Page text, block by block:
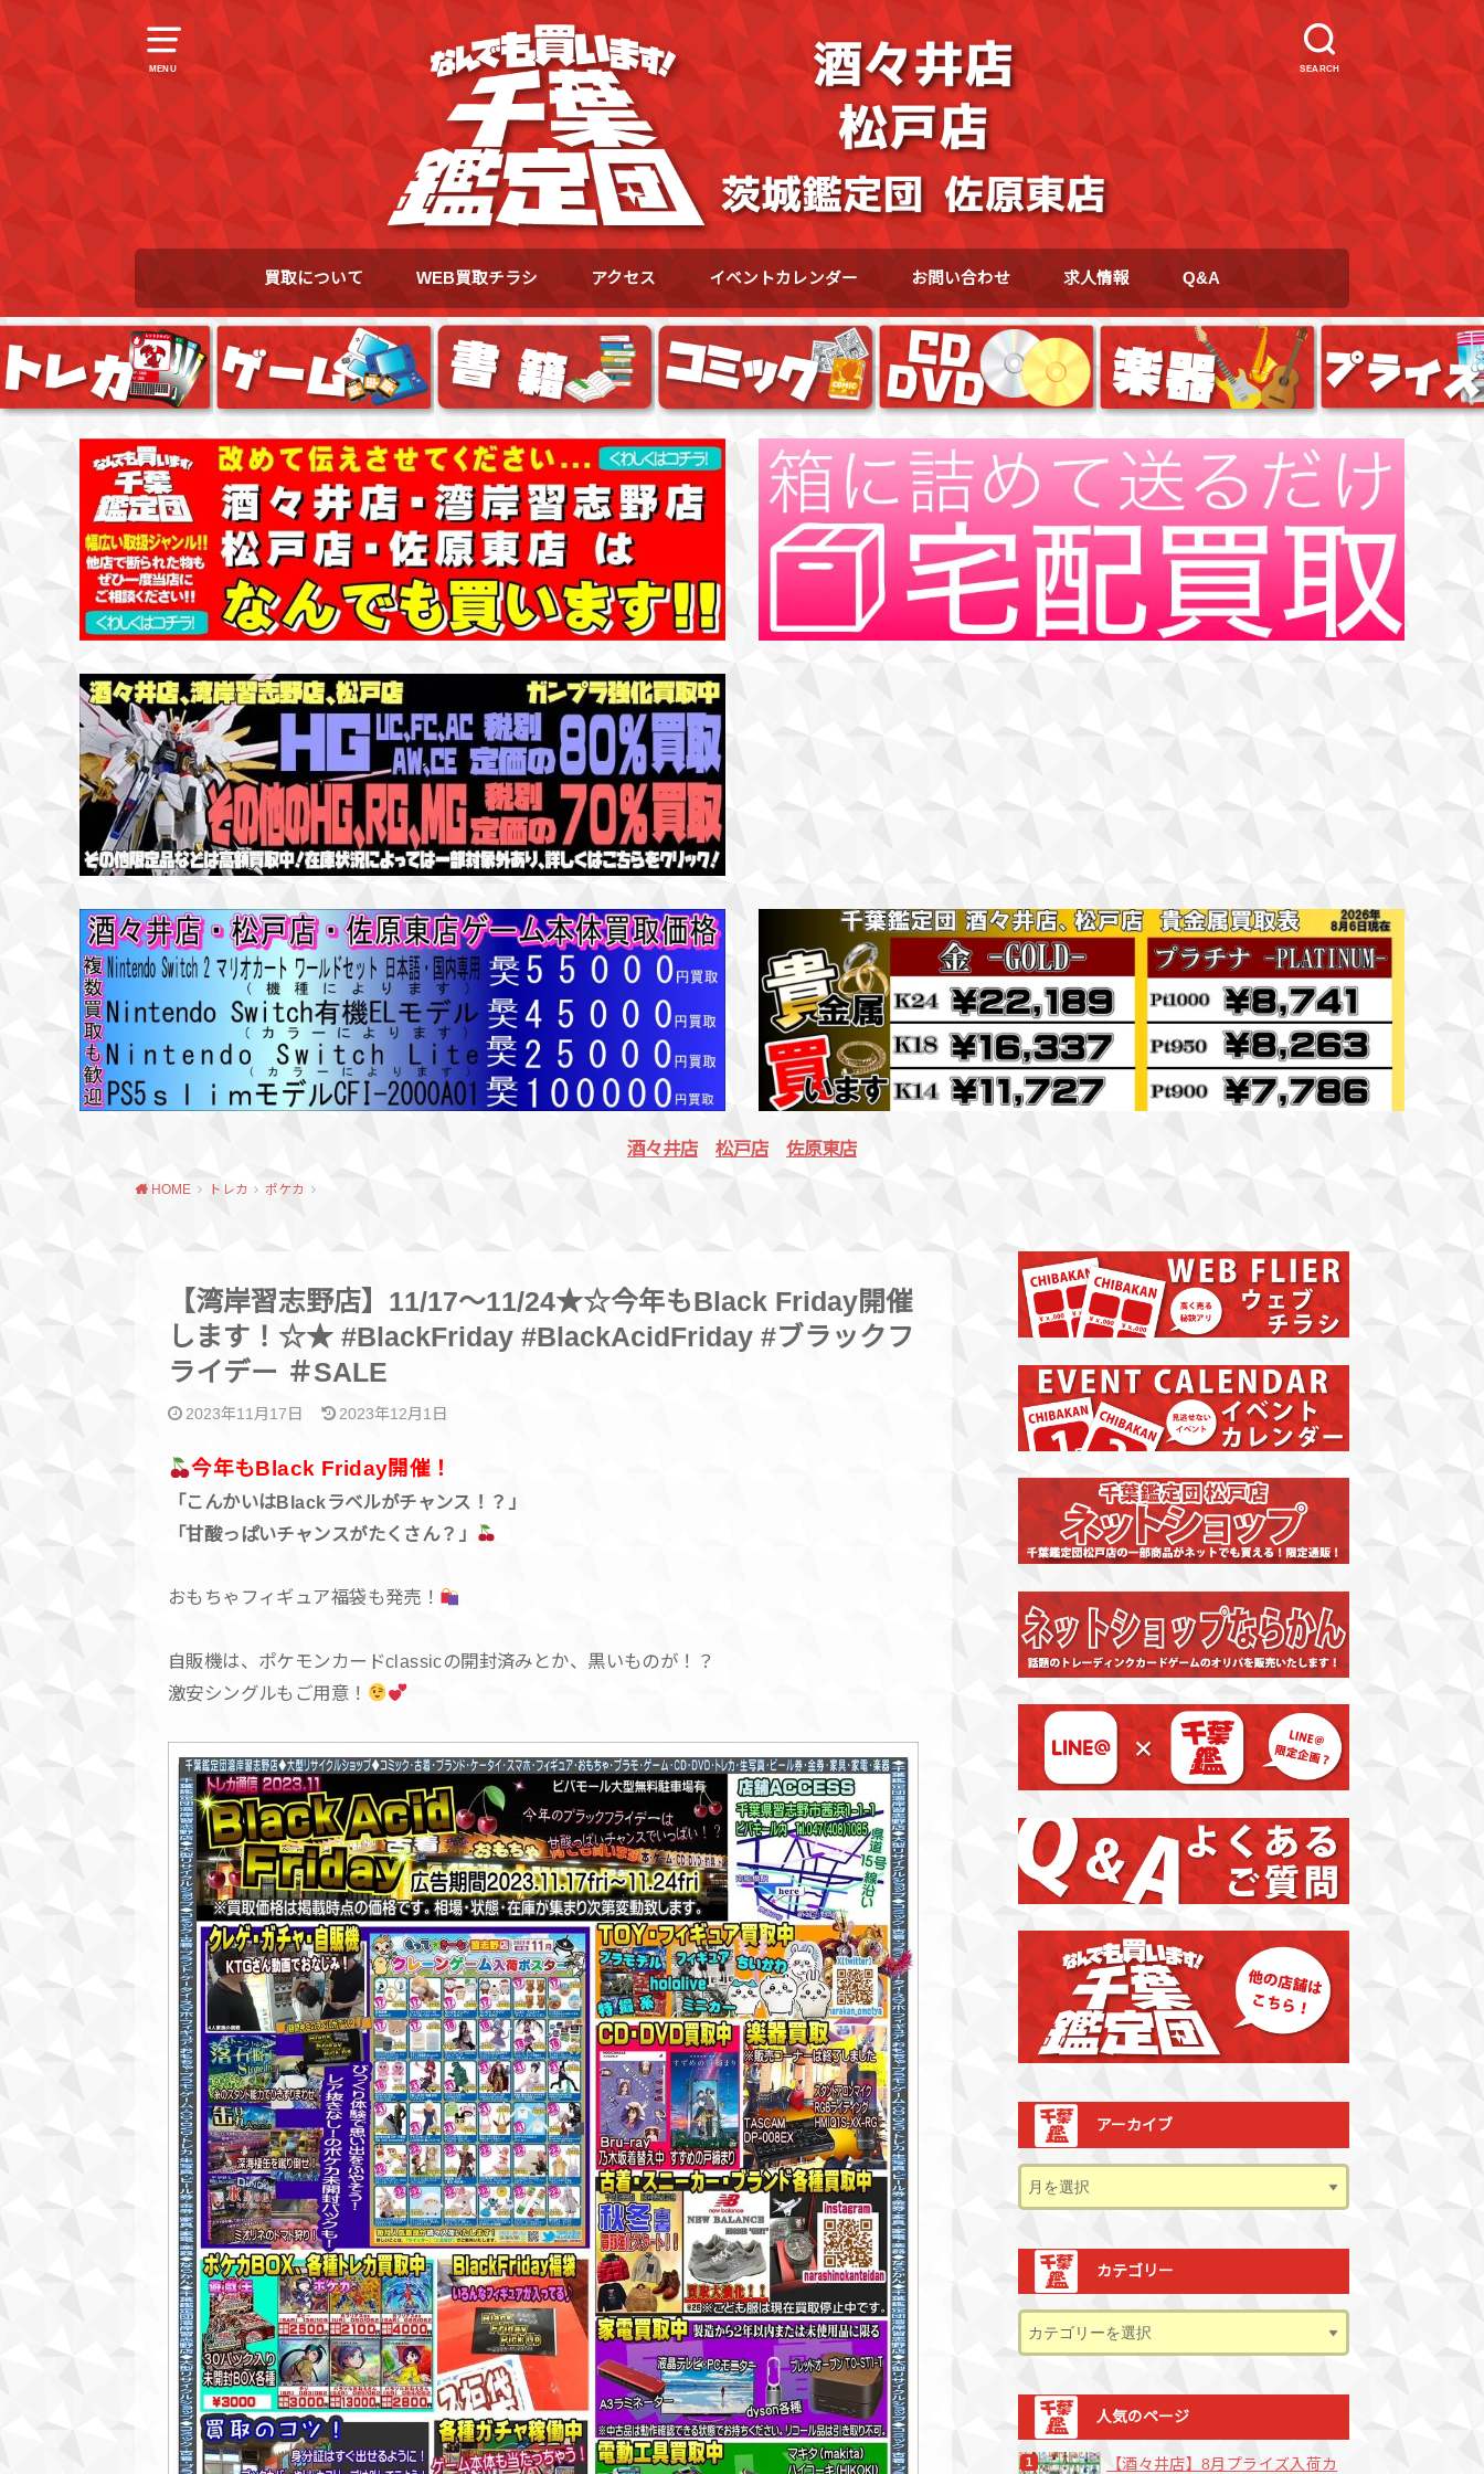
MENU SEARCH
買取について WEB買取チラシ アクセス イベントカレンダー お問い合わせ 求人情報 Q&A
酒々井店 松戸店 佐原東店
HOME トレカ ポケカ
【湾岸習志野店】11/17～11/24★☆今年もBlack Friday開催
します！☆★ #BlackFriday #BlackAcidFriday #ブラックフ
ライデー ＃SALE
2023年11月17日 2023年12月1日
今年もBlack Friday開催！
「こんかいはBlackラベルがチャンス！？」
「甘酸っぱいチャンスがたくさん？」
おもちゃフィギュア福袋も発売！
自販機は、ポケモンカードclassicの開封済みとか、黒いものが！？
激安シングルもご用意！
アーカイブ
カテゴリー
人気のページ
【酒々井店】8月プライズ入荷カ